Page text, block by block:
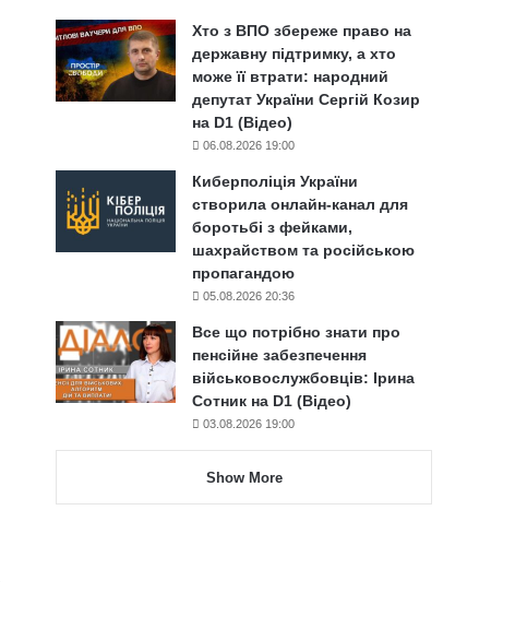
Хто з ВПО збереже право на
державну підтримку, а хто
може її втрати: народний
депутат України Сергій Козир
на D1 (Відео)
06.08.2026 19:00
Киберполіція України
створила онлайн-канал для
боротьбі з фейками,
шахрайством та російською
пропагандою
05.08.2026 20:36
Все що потрібно знати про
пенсійне забезпечення
військовослужбовців: Ірина
Сотник на D1 (Відео)
03.08.2026 19:00
Show More